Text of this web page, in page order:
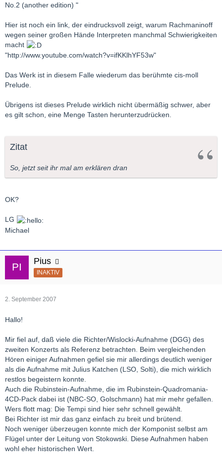
No.2 (another edition) "
Hier ist noch ein link, der eindrucksvoll zeigt, warum Rachmaninoff
wegen seiner großen Hände Interpreten manchmal Schwierigkeiten
macht
"http://www.youtube.com/watch?v=ifKKlhYF53w"
Das Werk ist in diesem Falle wiederum das berühmte cis-moll
Prelude.
Übrigens ist dieses Prelude wirklich nicht übermäßig schwer, aber
es gilt schon, eine Menge Tasten herunterzudrücken.
Zitat
So, jetzt seit ihr mal am erklären dran
OK?
LG
Michael
Pius
INAKTIV
2. September 2007
Hallo!
Mir fiel auf, daß viele die Richter/Wislocki-Aufnahme (DGG) des
zweiten Konzerts als Referenz betrachten. Beim vergleichenden
Hören einiger Aufnahmen gefiel sie mir allerdings deutlich weniger
als die Aufnahme mit Julius Katchen (LSO, Solti), die mich wirklich
restlos begeistern konnte.
Auch die Rubinstein-Aufnahme, die im Rubinstein-Quadromania-
4CD-Pack dabei ist (NBC-SO, Golschmann) hat mir mehr gefallen.
Wers flott mag: Die Tempi sind hier sehr schnell gewählt.
Bei Richter ist mir das ganz einfach zu breit und brütend.
Noch weniger überzeugen konnte mich der Komponist selbst am
Flügel unter der Leitung von Stokowski. Diese Aufnahmen haben
wohl eher historischen Wert.